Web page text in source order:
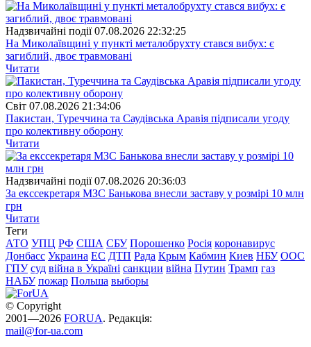
Надзвичайні події 07.08.2026 22:32:25
На Миколаївщині у пункті металобрухту стався вибух: є
загиблий, двоє травмовані
Читати
Свiт 07.08.2026 21:34:06
Пакистан, Туреччина та Саудівська Аравія підписали угоду
про колективну оборону
Читати
Надзвичайні події 07.08.2026 20:36:03
За екссекретаря МЗС Банькова внесли заставу у розмірі 10 млн
грн
Читати
Теги
АТО УПЦ РФ США СБУ Порошенко Росія коронавирус
Донбасс Украина ЕС ДТП Рада Крым Кабмин Киев НБУ ООС
ГПУ суд війна в Україні санкции війна Путин Трамп газ
НАБУ пожар Польша выборы
© Copyright
2001—2026 FORUA. Редакція:
mail@for-ua.com